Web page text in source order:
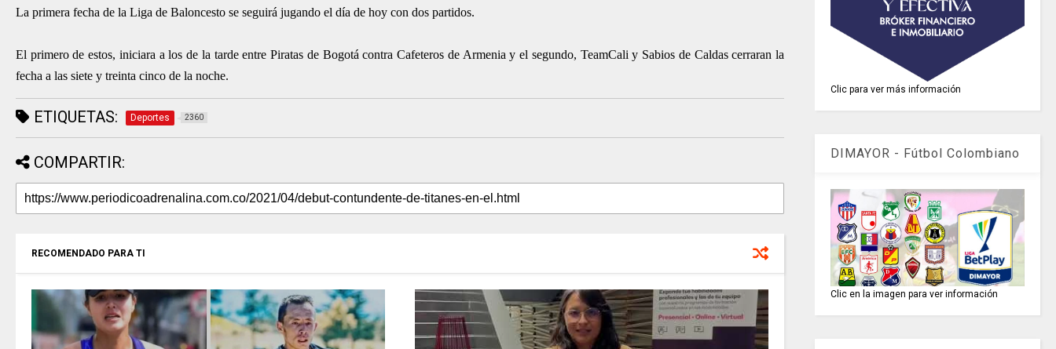
La primera fecha de la Liga de Baloncesto se seguirá jugando el día de hoy con dos partidos.
El primero de estos, iniciara a los de la tarde entre Piratas de Bogotá contra Cafeteros de Armenia y el segundo, TeamCali y Sabios de Caldas cerraran la
fecha a las siete y treinta cinco de la noche.
ETIQUETAS: Deportes 2360
COMPARTIR:
RECOMENDADO PARA TI
Clic para ver más información
DIMAYOR - Fútbol Colombiano
Clic en la imagen para ver información